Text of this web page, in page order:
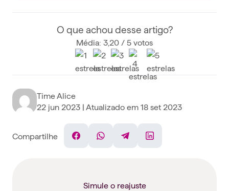
O que achou desse artigo?
Média: 3,20 / 5 votos
Time Alice
22 jun 2023 | Atualizado em 18 set 2023
Compartilhe
FacebookWhatsAppTelegramLinkedin
Simule o reajuste